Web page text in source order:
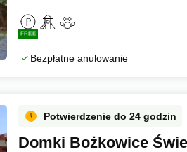
FREE
Bezpłatne anulowanie
Potwierdzenie do 24 godzin
Domki Bożkowice